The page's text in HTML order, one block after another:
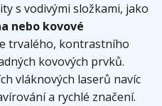
s vodivými složkami, jako
nebo kovové
trvalého, kontrastního
kovových prvků.
vláknových laserů navíc
a rychlé značení.